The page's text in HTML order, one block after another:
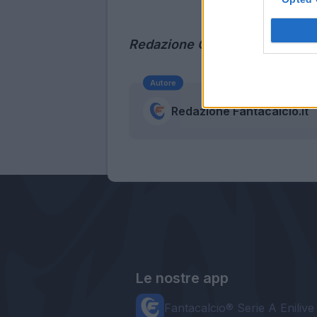
Redazione CanaleJuve
Autore
Redazione Fantacalcio.it
Le nostre app
Fantacalcio® Serie A Enilive